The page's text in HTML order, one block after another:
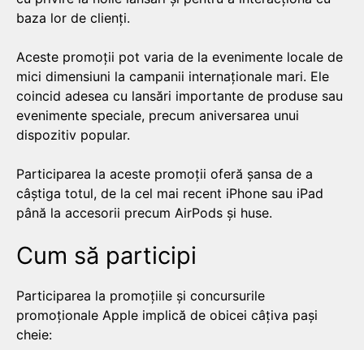
baza lor de clienți.
Aceste promoții pot varia de la evenimente locale de
mici dimensiuni la campanii internaționale mari. Ele
coincid adesea cu lansări importante de produse sau
evenimente speciale, precum aniversarea unui
dispozitiv popular.
Participarea la aceste promoții oferă șansa de a
câștiga totul, de la cel mai recent iPhone sau iPad
până la accesorii precum AirPods și huse.
Cum să participi
Participarea la promoțiile și concursurile
promoționale Apple implică de obicei câțiva pași
cheie: